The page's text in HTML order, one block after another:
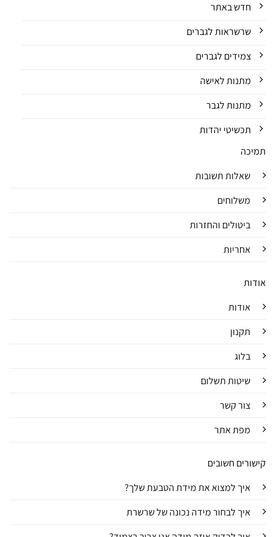
חדש באתר
שרשראות לגברים
צמידים לגברים
מתנות לאישה
מתנות לגבר
תכשיטי יהדות
תמיכה
שאלות תשובות
משלוחים
ביטולים והחזרות
אחריות
אודות
אודות
תקנון
בלוג
שיטות תשלום
צור קשר
מפת אתר
קישורים חשובים
איך למצוא את מידת הטבעת שלך?
איך לבחור מידה נכונה של שרשרת